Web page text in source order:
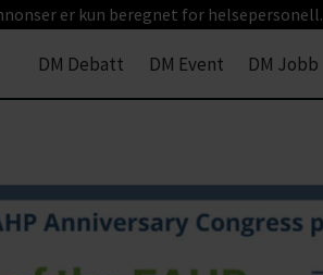
er kun beregnet for helsepersonell.
DM Debatt DM Event DM Jobb